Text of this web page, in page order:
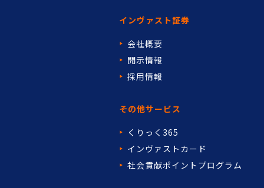
インヴァスト証券
会社概要
開示情報
採用情報
その他サービス
くりっく365
インヴァストカード
社会貢献ポイントプログラム